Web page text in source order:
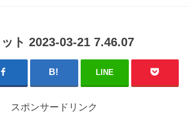
ト 2023-03-21 7.46.07
LINE
スポンサードリンク